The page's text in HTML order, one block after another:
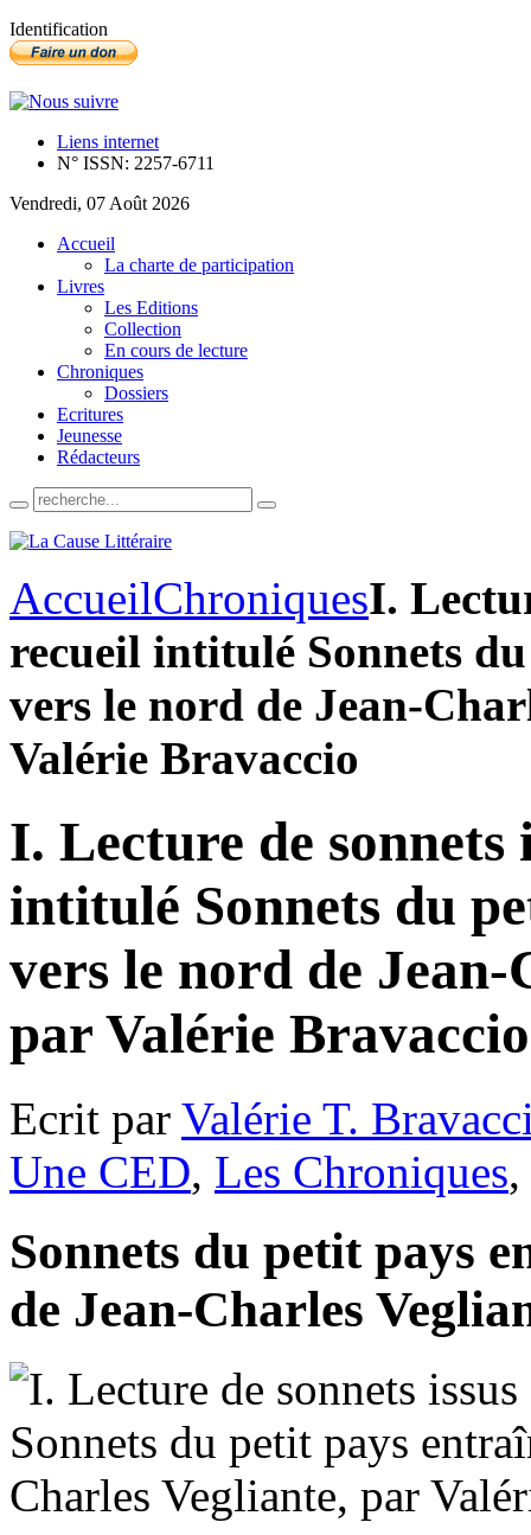
Identification
Liens internet
N° ISSN: 2257-6711
Vendredi, 07 Août 2026
Accueil
La charte de participation
Livres
Les Editions
Collection
En cours de lecture
Chroniques
Dossiers
Ecritures
Jeunesse
Rédacteurs
AccueilChroniquesI.
recueil intitulé Sonnets
vers le nord de Jean-
Valérie Bravaccio
I. Lecture de sonnets
intitulé Sonnets du
vers le nord de
par Valérie Bravaccio
Ecrit par Valérie T.
Une CED, Les Chroniques,
Sonnets du petit pays
de Jean-Charles